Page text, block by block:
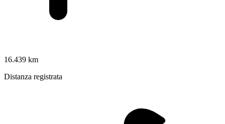
16.439 km
Distanza registrata